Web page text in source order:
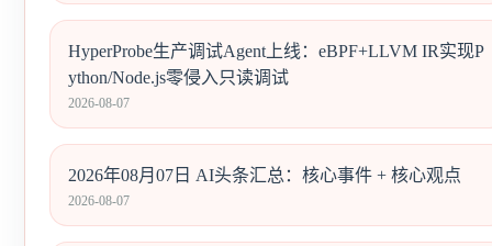
HyperProbe生产调试Agent上线：eBPF+LLVM IR实现P
ython/Node.js零侵入只读调试
2026-08-07
2026年08月07日 AI头条汇总：核心事件 + 核心观点
2026-08-07